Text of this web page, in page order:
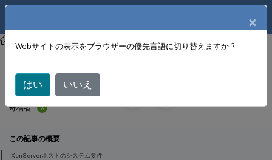
XenServer 8
システム要件
September 30,
2024
寄稿者:
X
この記事の概要
XenServerホストのシステム要件
×
Webサイトの表示をブラウザーの優先言語に切り替えますか ?
はい いいえ